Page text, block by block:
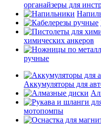
органайзеры для
химических анкеров
ручные
Аккумуляторы для
мотопомпы